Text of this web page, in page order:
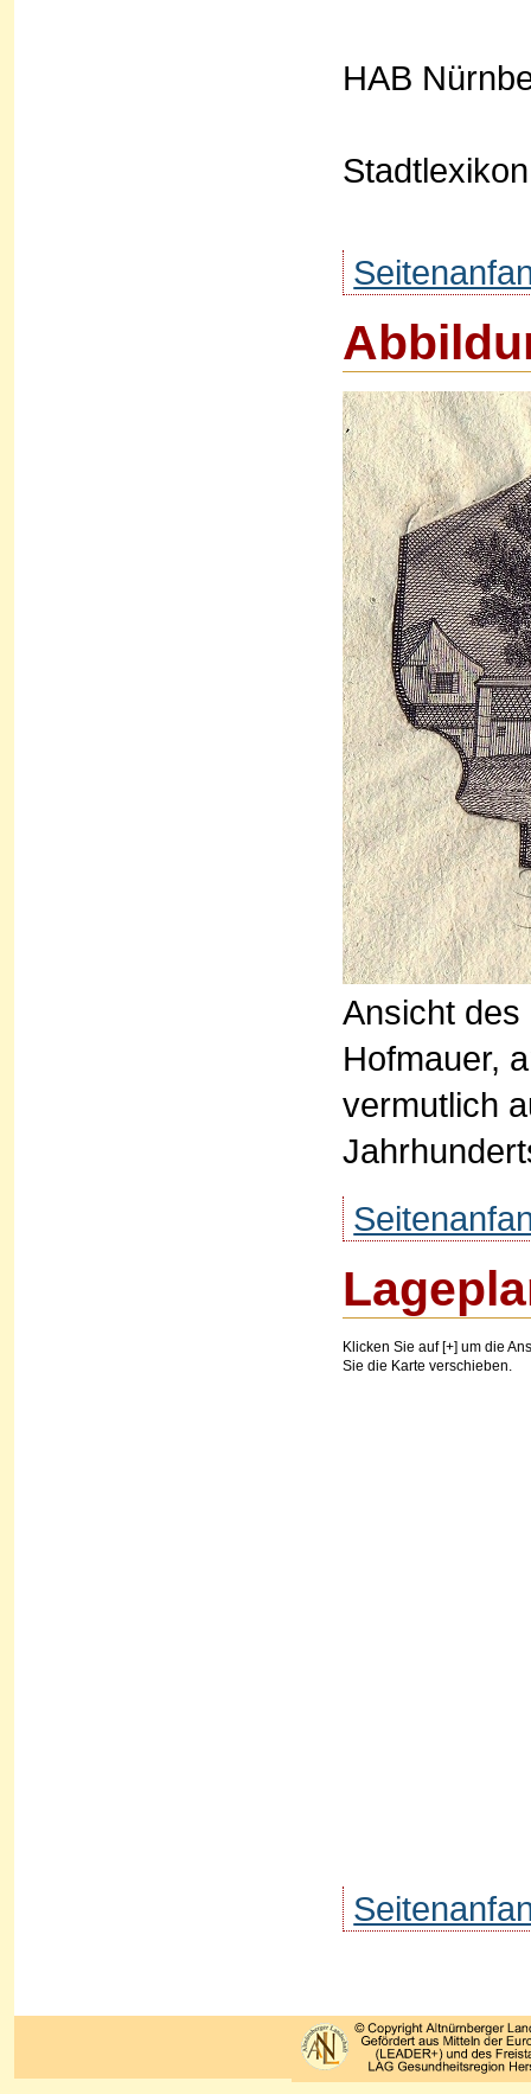
HAB
Ansicht
Hofmauer,
vermutlich
Klicken Sie auf [+] um die
Sie die Karte verschieben.